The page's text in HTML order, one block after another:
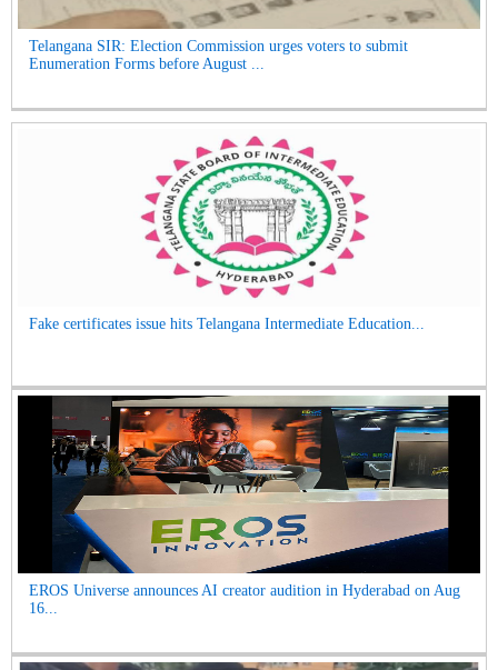
Telangana SIR: Election Commission urges voters to submit
Enumeration Forms before August ...
Fake certificates issue hits Telangana Intermediate Education...
EROS Universe announces AI creator audition in Hyderabad on Aug
16...